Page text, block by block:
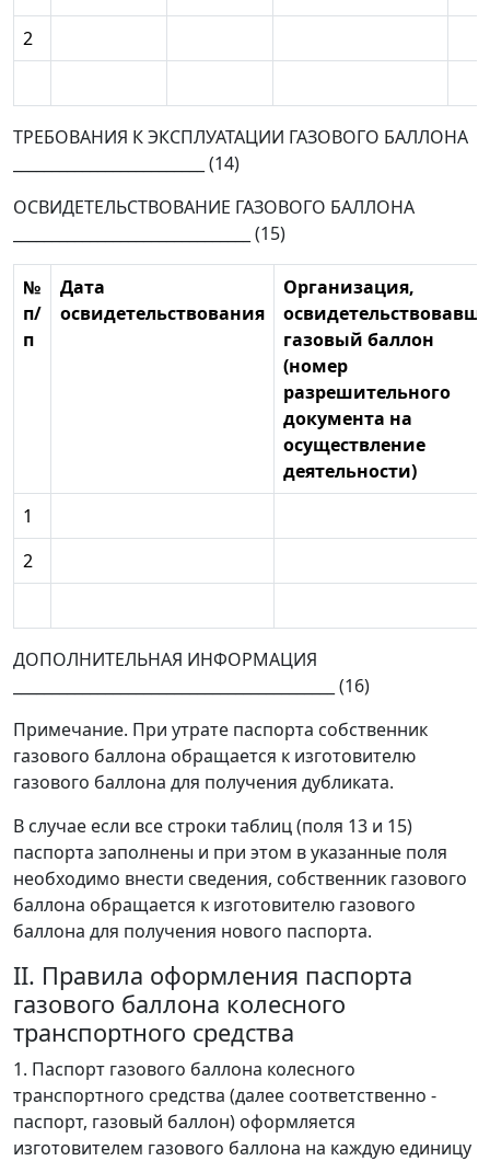
2
ТРЕБОВАНИЯ К ЭКСПЛУАТАЦИИ ГАЗОВОГО БАЛЛОНА
_________________________ (14)
ОСВИДЕТЕЛЬСТВОВАНИЕ ГАЗОВОГО БАЛЛОНА
_______________________________ (15)
№
п/
п
Дата
освидетельствования
Организация,
газовый баллон
(номер
разрешительного
документа на
осуществление
деятельности)
1
2
ДОПОЛНИТЕЛЬНАЯ ИНФОРМАЦИЯ
__________________________________________ (16)
Примечание. При утрате паспорта собственник
газового баллона обращается к изготовителю
газового баллона для получения дубликата.
В случае если все строки таблиц (поля 13 и 15)
паспорта заполнены и при этом в указанные поля
необходимо внести сведения, собственник газового
баллона обращается к изготовителю газового
баллона для получения нового паспорта.
II. Правила оформления паспорта
газового баллона колесного
транспортного средства
1. Паспорт газового баллона колесного
транспортного средства (далее соответственно -
паспорт, газовый баллон) оформляется
изготовителем газового баллона на каждую единицу